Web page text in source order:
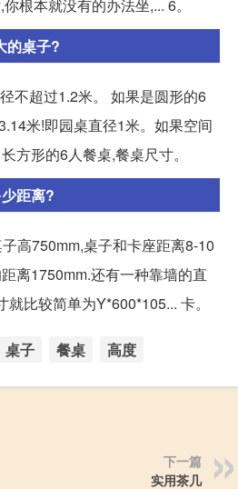
根本就没有的办法坐,... 6。
的桌子?
不超过1.2米。 如果是圆形的6
米!即园桌直径1米。如果空间
方形的6人餐桌,餐桌尺寸。
距离?
高750mm,桌子和卡座距离8-10
离1750mm.还有一种靠墙的直
比较简单为Y*600*105... 卡。
桌子 餐桌 高度
下一篇
实用茶几